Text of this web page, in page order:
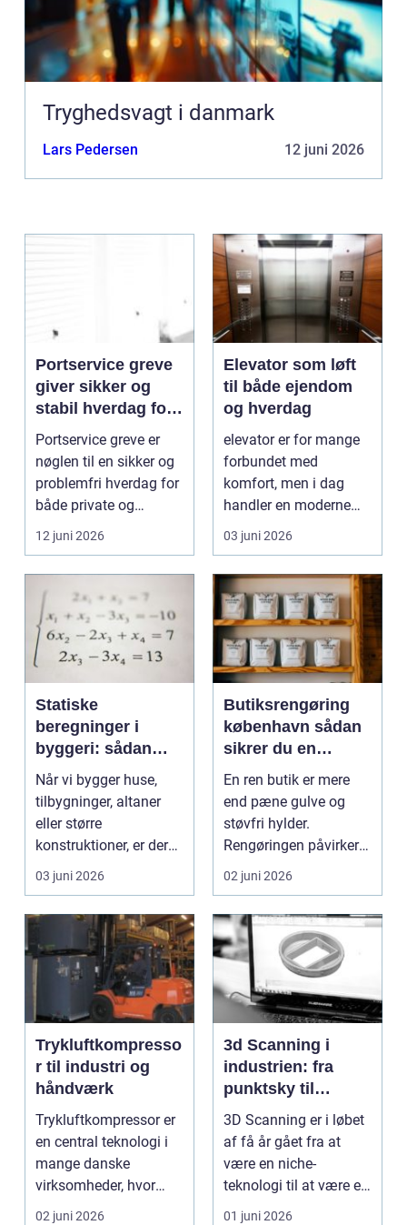
Tryghedsvagt i danmark
Lars Pedersen 12 juni 2026
Portservice greve
giver sikker og
stabil hverdag for
porte
Portservice greve er
nøglen til en sikker og
problemfri hverdag for
både private og
virksomheder, de...
12 juni 2026
Elevator som løft
til både ejendom
og hverdag
elevator er for mange
forbundet med
komfort, men i dag
handler en moderne
elevator lige så meg...
03 juni 2026
Statiske
beregninger i
byggeri: sådan
skaber de
sikkerhed og
tryghed
Når vi bygger huse,
tilbygninger, altaner
eller større
konstruktioner, er der
én ting, der altid ska...
03 juni 2026
Butiksrengøring
københavn sådan
sikrer du en
indbydende butik
hver dag
En ren butik er mere
end pæne gulve og
støvfri hylder.
Rengøringen påvirker
kundernes
førstehåndsind...
02 juni 2026
Trykluftkompresso
r til industri og
håndværk
Trykluftkompressor er
en central teknologi i
mange danske
virksomheder, hvor
stabil forsyning af try...
02 juni 2026
3d Scanning i
industrien: fra
punktsky til
præcist
projektgrundlag
3D Scanning er i løbet
af få år gået fra at
være en niche-
teknologi til at være et
helt almindeligt ...
01 juni 2026